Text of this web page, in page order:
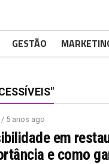
GESTÃO
/ 5 anos ago
em
e como